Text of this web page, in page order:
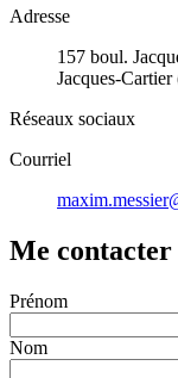
Adresse
157 boul.
Jacques-
Réseaux sociaux
Courriel
Me contacter
Prénom
Nom